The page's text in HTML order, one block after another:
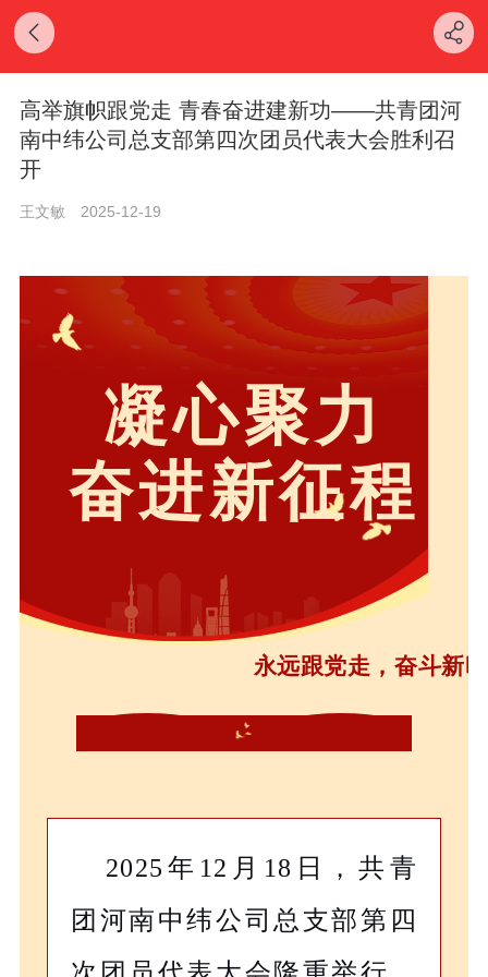
高举旗帜跟党走 青春奋进建新功——共青团河
南中纬公司总支部第四次团员代表大会胜利召
开
王文敏 2025-12-19
凝心聚力
奋进新征程
永远跟党走，奋斗新
2025年12月18日，共青
团河南中纬公司总支部第四